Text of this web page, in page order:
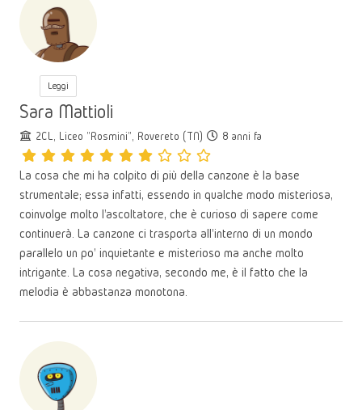
Leggi
Sara Mattioli
2CL, Liceo "Rosmini", Rovereto (TN) 8 anni fa
La cosa che mi ha colpito di più della canzone è la base
strumentale; essa infatti, essendo in qualche modo misteriosa,
coinvolge molto l'ascoltatore, che è curioso di sapere come
continuerà. La canzone ci trasporta all'interno di un mondo
parallelo un po' inquietante e misterioso ma anche molto
intrigante. La cosa negativa, secondo me, è il fatto che la
melodia è abbastanza monotona.